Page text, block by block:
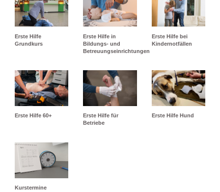
Erste Hilfe
Grundkurs
Erste Hilfe in
Bildungs- und
Betreuungseinrichtungen
Erste Hilfe bei
Kindernotfällen
Erste Hilfe 60+
Erste Hilfe für
Betriebe
Erste Hilfe Hund
Kurstermine